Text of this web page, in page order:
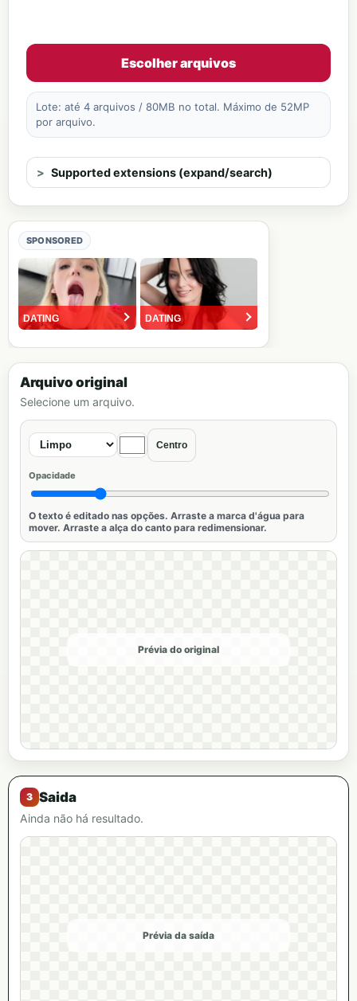
Escolher arquivos
Lote: até 4 arquivos / 80MB no total. Máximo de 52MP
por arquivo.
Supported extensions (expand/search)
SPONSORED
Arquivo original
Selecione um arquivo.
Centro
Opacidade
O texto é editado nas opções. Arraste a marca d'água para
mover. Arraste a alça do canto para redimensionar.
Prévia do original
Saida
Ainda não há resultado.
Prévia da saída